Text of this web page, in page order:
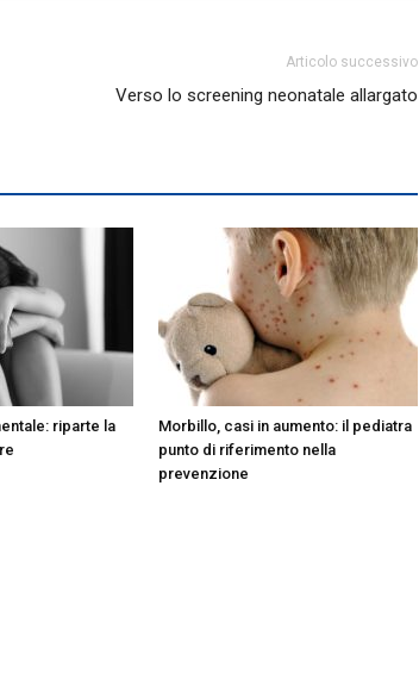
Articolo successivo
Verso lo screening neonatale allargato
riparte la
Morbillo, casi in aumento: il pediatra
punto di riferimento nella
prevenzione